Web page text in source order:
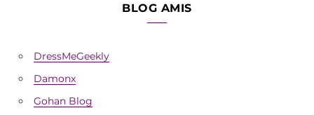
BLOG AMIS
DressMeGeekly
Damonx
Gohan Blog